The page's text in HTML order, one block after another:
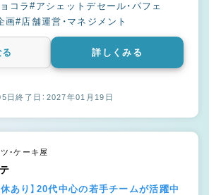
コラ#アシェットデセール・パフェ
画#店舗運営・マネジメント
る 詳しくみる
日終了日：2027年01月19日
・ケーキ屋
休あり】20代中心の若手チームが活躍中